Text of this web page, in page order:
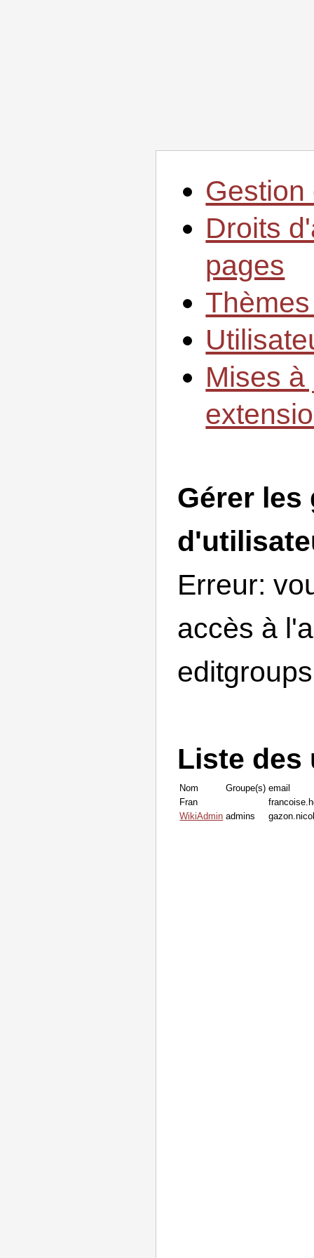
Gestion
Droits
pages
Mises à
Gérer les
Erreur:
accès à
Liste des
Nom Groupe(s) email
Fran
WikiAdmin admins